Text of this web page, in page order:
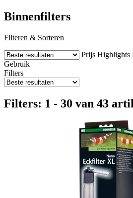
Binnenfilters
Filteren & Sorteren
Prijs Highlights
Gebruik
Filters
Filters: 1 - 30 van 43